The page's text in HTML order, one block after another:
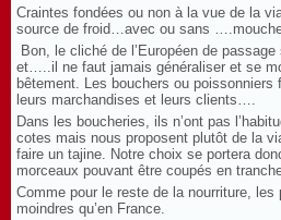
Craintes fondées ou non à la vue de la
source de froid…avec ou sans
Bon, le cliché de l’Européen de
et…..il ne faut jamais généraliser et se
bêtement. Les bouchers ou
leurs marchandises et leurs clients….
Dans les boucheries, ils n’ont pas
cotes mais nous proposent plutôt de la
faire un tajine. Notre choix se portera
morceaux pouvant être coupés en
Comme pour le reste de la nourriture,
moindres qu’en France.